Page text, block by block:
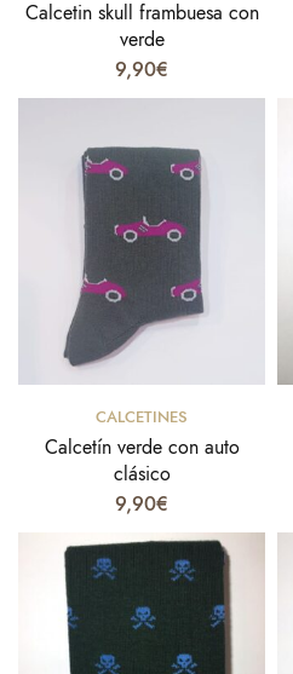
Calcetin skull frambuesa con
verde
9,90€
Select options
CALCETINES
Calcetín verde con auto
clásico
9,90€